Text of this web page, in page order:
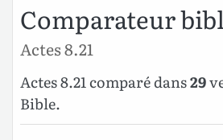
Comparateur
Actes 8.21
Actes 8.21 comparé dans29
Bible.